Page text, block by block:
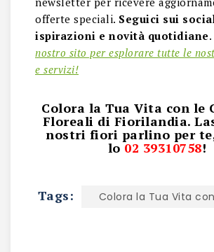
offerte speciali. Seguici sui
ispirazioni e novità quotidiane.
nostro sito per esplorare tutte le
e servizi!
Colora la Tua Vita con le
Floreali di Fiorilandia.
nostri fiori parlino per
lo02 39310758!
Tags:
Colora la Tua Vita